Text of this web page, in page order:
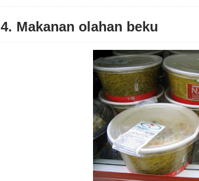
4. Makanan olahan beku